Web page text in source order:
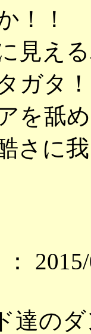
！！
見え
ガタ！
を舐
さに
：
達の